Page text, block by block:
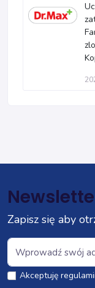
Zapisz się aby
Akceptuję